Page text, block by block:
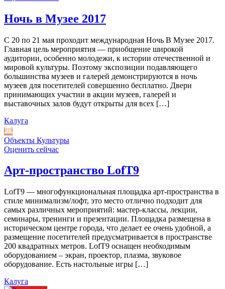
Ночь в Музее 2017
С 20 по 21 мая проходит международная Ночь В Музее 2017.
Главная цель мероприятия — приобщение широкой
аудитории, особенно молодежи, к истории отечественной и
мировой культуры. Поэтому экспозиции подавляющего
большинства музеев и галерей демонстрируются в ночь
музеев для посетителей совершенно бесплатно. Двери
принимающих участии в акции музеев, галерей и
выставочных залов будут открыты для всех […]
Калуга
Объекты Культуры
Оценить сейчас
Арт-пространство LofT9
LofT9 — многофункциональная площадка арт-пространства в
стиле минимализм/лофт, это место отлично подходит для
самых различных мероприятий: мастер-классы, лекции,
семинары, тренинги и презентации. Площадка размещена в
историческом центре города, что делает ее очень удобной, а
размещение посетителей предусматривается в пространстве
200 квадратных метров. LofT9 оснащен необходимым
оборудованием – экран, проектор, плазма, звуковое
оборудование. Есть настольные игры […]
Калуга